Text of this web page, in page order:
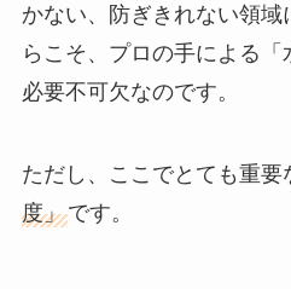
かない、防ぎきれない領
らこそ、プロの手による
必要不可欠なのです。
ただし、ここでとても重要
度」です。